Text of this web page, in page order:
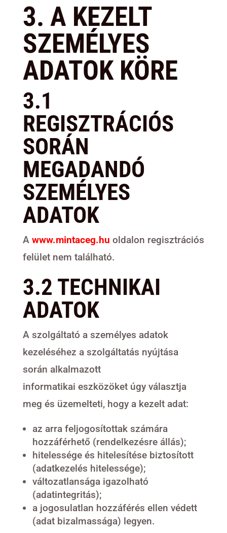
3. A KEZELT
SZEMÉLYES
ADATOK KÖRE
3.1
REGISZTRÁCIÓS
SORÁN
MEGADANDÓ
SZEMÉLYES
ADATOK
A www.mintaceg.hu oldalon regisztrációs
felület nem található.
3.2 TECHNIKAI
ADATOK
A szolgáltató a személyes adatok
kezeléséhez a szolgáltatás nyújtása
során alkalmazott
informatikai eszközöket úgy választja
meg és üzemelteti, hogy a kezelt adat:
az arra feljogosítottak számára
hozzáférhető (rendelkezésre állás);
hitelessége és hitelesítése biztosított
(adatkezelés hitelessége);
változatlansága igazolható
(adatintegritás);
a jogosulatlan hozzáférés ellen védett
(adat bizalmassága) legyen.